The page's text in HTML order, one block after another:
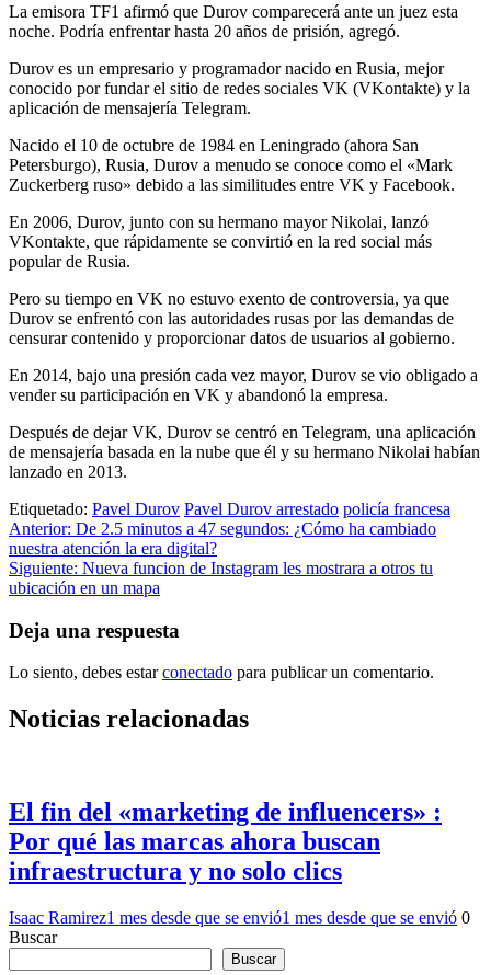
La emisora TF1 afirmó que Durov comparecerá ante un juez esta
noche. Podría enfrentar hasta 20 años de prisión, agregó.
Durov es un empresario y programador nacido en Rusia, mejor
conocido por fundar el sitio de redes sociales VK (VKontakte) y la
aplicación de mensajería Telegram.
Nacido el 10 de octubre de 1984 en Leningrado (ahora San
Petersburgo), Rusia, Durov a menudo se conoce como el «Mark
Zuckerberg ruso» debido a las similitudes entre VK y Facebook.
En 2006, Durov, junto con su hermano mayor Nikolai, lanzó
VKontakte, que rápidamente se convirtió en la red social más
popular de Rusia.
Pero su tiempo en VK no estuvo exento de controversia, ya que
Durov se enfrentó con las autoridades rusas por las demandas de
censurar contenido y proporcionar datos de usuarios al gobierno.
En 2014, bajo una presión cada vez mayor, Durov se vio obligado a
vender su participación en VK y abandonó la empresa.
Después de dejar VK, Durov se centró en Telegram, una aplicación
de mensajería basada en la nube que él y su hermano Nikolai habían
lanzado en 2013.
Etiquetado: Pavel Durov Pavel Durov arrestado policía francesa
Navegación
de
entradas
Anterior: De 2.5 minutos a 47 segundos: ¿Cómo ha cambiado
nuestra atención la era digital?
Siguiente: Nueva funcion de Instagram les mostrara a otros tu
ubicación en un mapa
Deja una respuesta
Lo siento, debes estarconectado para publicar un comentario.
Noticias relacionadas
El fin del «marketing de influencers» :
Por qué las marcas ahora buscan
infraestructura y no solo clics
Isaac Ramirez1 mes desde que se envió1 mes desde que se envió 0
Buscar
Buscar